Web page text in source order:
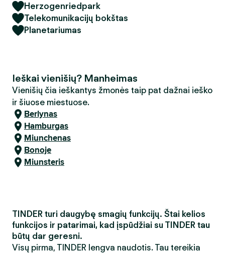
Herzogenriedpark
Telekomunikacijų bokštas
Planetariumas
Ieškai vienišių? Manheimas
Vienišių čia ieškantys žmonės taip pat dažnai ieško
ir šiuose miestuose.
Berlynas
Hamburgas
Miunchenas
Bonoje
Miunsteris
TINDER turi daugybę smagių funkcijų. Štai kelios
funkcijos ir patarimai, kad įspūdžiai su TINDER tau
būtų dar geresni.
Visų pirma, TINDER lengva naudotis. Tau tereikia